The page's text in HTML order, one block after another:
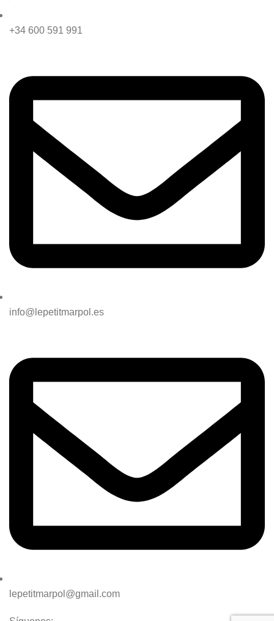
+34 600 591 991
info@lepetitmarpol.es
lepetitmarpol@gmail.com